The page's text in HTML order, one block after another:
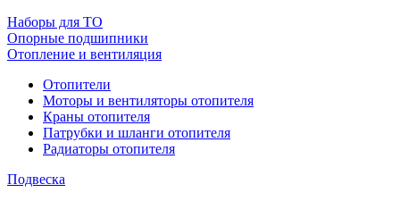
Наборы для ТО
Опорные подшипники
Отопление и вентиляция
Отопители
Моторы и вентиляторы отопителя
Краны отопителя
Патрубки и шланги отопителя
Радиаторы отопителя
Подвеска